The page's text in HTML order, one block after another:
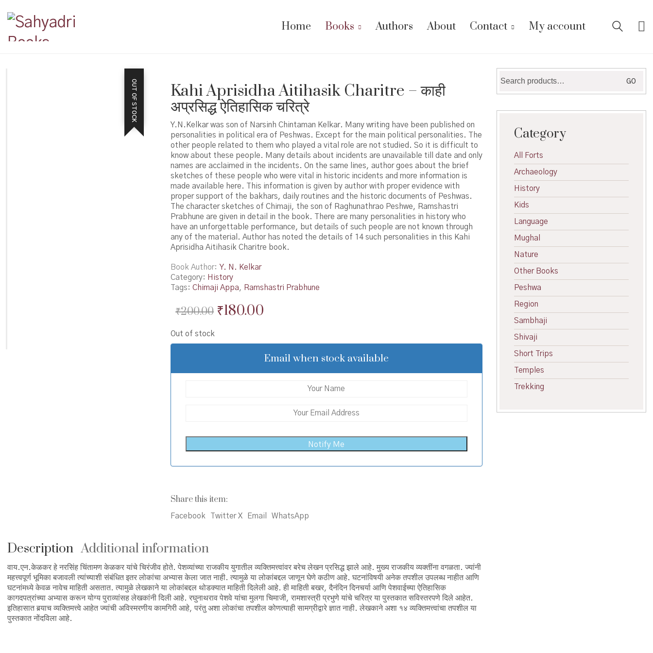
Home Books Authors About Contact My account
OUT OF STOCK
Kahi Aprisidha Aitihasik Charitre – काही
अप्रसिद्ध ऐतिहासिक चरित्रे
Y.N.Kelkar was son of Narsinh Chintaman Kelkar. Many writing have been published on
personalities in political era of Peshwas. Except for the main political personalities. The
other people related to them who played a vital role are not studied. So it is difficult to
know about these people. Many details about incidents are unavailable till date and only
names are acclaimed in the incidents. On the same lines, author goes about the brief
sketches of these people who were vital in historic incidents and more information is
made available here. This information is given by author with proper evidence with
proper support of the bakhars, daily routines and the historic documents of Peshwas.
The character sketches of Chimaji, the son of Raghunathrao Peshwe, Ramshastri
Prabhune are given in detail in the book. There are many personalities in history who
have an unforgettable performance, but details of such people are not known through
any of the material. Author has noted the details of 14 such personalities in this Kahi
Aprisidha Aitihasik Charitre book.
Book Author
Y. N. Kelkar
Category: History
Tags: Chimaji Appa, Ramshastri Prabhune
₹200.00 Original
was:
₹200.00.
₹180.00Current
is:
₹180.00.
Out of stock
Email when stock available
Share this item:
Facebook Twitter X Email WhatsApp
Description Additional information
वाय.एन.केळकर हे नरसिंह चिंतामण केळकर यांचे चिरंजीव होते. पेशव्यांच्या राजकीय युगातील व्यक्तिमत्त्वांवर बरेच लेखन प्रसिद्ध झाले आहे. मुख्य राजकीय व्यक्तींना वगळता. ज्यांनी
महत्त्वपूर्ण भूमिका बजावली त्यांच्याशी संबंधित इतर लोकांचा अभ्यास केला जात नाही. त्यामुळे या लोकांबद्दल जाणून घेणे कठीण आहे. घटनांविषयी अनेक तपशील उपलब्ध नाहीत आणि
घटनांमध्ये केवळ नावेच माहिती असतात. त्यामुळे लेखकाने या लोकांबद्दल थोडक्यात माहिती दिलेली आहे. ही माहिती बखर, दैनंदिन दिनचर्या आणि पेशवाईच्या ऐतिहासिक
कागदपत्रांच्या अभ्यास करून योग्य पुराव्यांसह लेखकांनी दिली आहे. रघुनाथराव पेशवे यांचा मुलगा चिमाजी, रामशास्त्री प्रभुणे यांचे चरित्र या पुस्तकात सविस्तरपणे दिले आहेत.
इतिहासात बर्‍याच व्यक्तिमत्त्वे आहेत ज्यांची अविस्मरणीय कामगिरी आहे, परंतु अशा लोकांचा तपशील कोणत्याही सामग्रीद्वारे ज्ञात नाही. लेखकाने अशा १४ व्यक्तिमत्त्वांचा तपशील या
पुस्तकात नोंदविला आहे.
for:
GO
Category
All Forts
Archaeology
History
Kids
Language
Mughal
Nature
Other Books
Peshwa
Region
Sambhaji
Shivaji
Short Trips
Temples
Trekking